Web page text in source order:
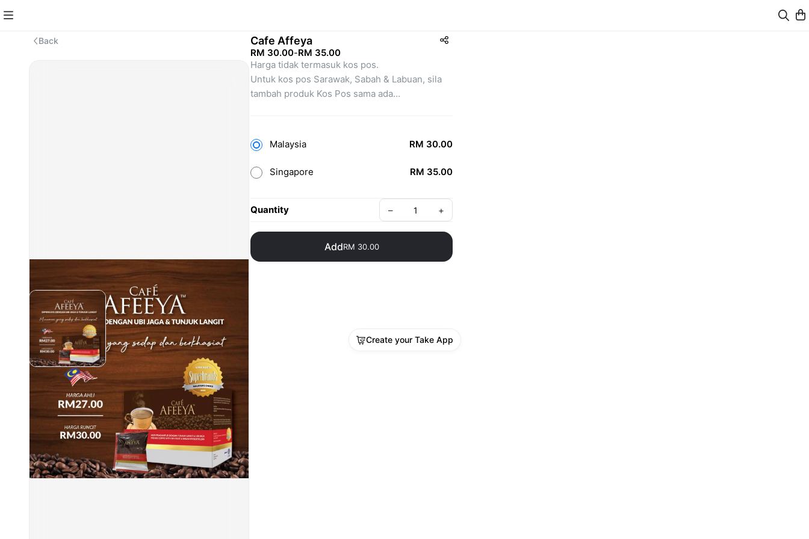
Back Cafe Affeya
RM 30.00-RM 35.00
Harga tidak termasuk kos pos.
Untuk kos pos Sarawak, Sabah & Labuan, sila
tambah produk Kos Pos sama ada
*Jika kos pos melibihi had, bayaran tambahan
Malaysia RM 30.00
Singapore RM 35.00
Quantity – +
AddRM 30.00
Create your Take App